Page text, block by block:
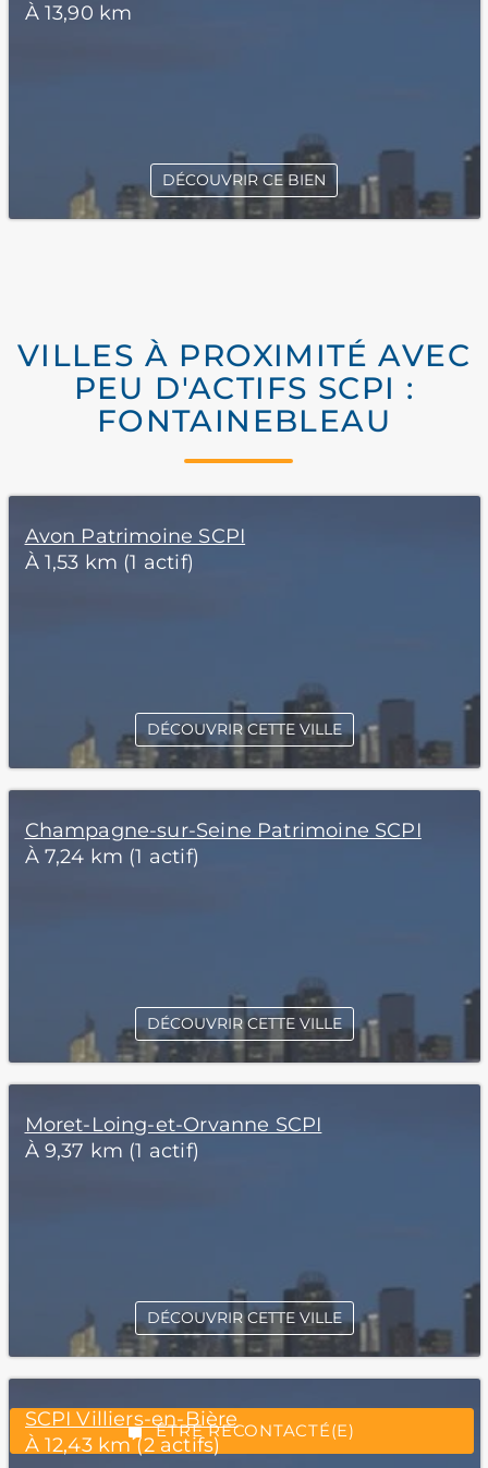
“Excellent”, 165 avis
ÊTRE RECONTACTÉ(E)
À 13,90 km
DÉCOUVRIR CE BIEN
VILLES À PROXIMITÉ AVEC
PEU D'ACTIFS SCPI :
FONTAINEBLEAU
Avon Patrimoine SCPI
À 1,53 km (1 actif)
DÉCOUVRIR CETTE VILLE
Champagne-sur-Seine Patrimoine SCPI
À 7,24 km (1 actif)
DÉCOUVRIR CETTE VILLE
Moret-Loing-et-Orvanne SCPI
À 9,37 km (1 actif)
DÉCOUVRIR CETTE VILLE
SCPI Villiers-en-Bière
À 12,43 km (2 actifs)